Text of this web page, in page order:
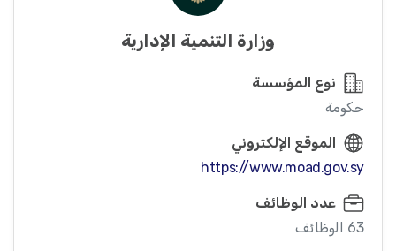
وزارة التنمية الإدارية
نوع المؤسسة
حكومة
الموقع الإلكتروني
https://www.moad.gov.sy
عدد الوظائف
63 الوظائف